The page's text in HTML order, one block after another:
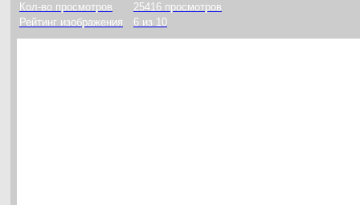
Кол-во просмотров
25416 просмотров
Рейтинг изображения
6 из 10